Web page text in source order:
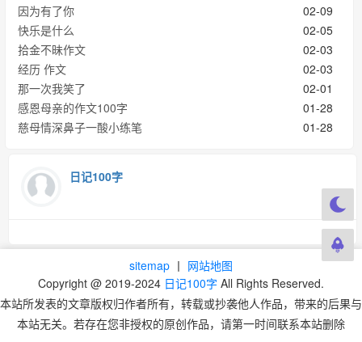
02-09
因为有了你
02-05
快乐是什么
02-03
拾金不昧作文
02-03
经历 作文
02-01
那一次我笑了
01-28
感恩母亲的作文100字
01-28
慈母情深鼻子一酸小练笔
日记100字
sitemap 丨 网站地图
Copyright @ 2019-2024 日记100字 All Rights Reserved.
本站所发表的文章版权归作者所有，转载或抄袭他人作品，带来的后果与
本站无关。若存在您非授权的原创作品，请第一时间联系本站删除